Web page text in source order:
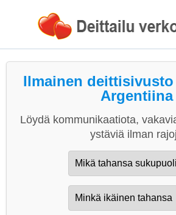
Ilmainen deittisivusto
Argentiina
Löydä kommunikaatiota,
ystäviä ilman